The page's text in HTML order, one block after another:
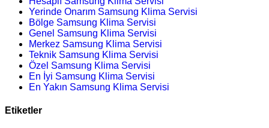
Yerinde Onarım Samsung Klima Servisi
Bölge Samsung Klima Servisi
Genel Samsung Klima Servisi
Merkez Samsung Klima Servisi
Teknik Samsung Klima Servisi
Özel Samsung Klima Servisi
En İyi Samsung Klima Servisi
En Yakın Samsung Klima Servisi
Etiketler